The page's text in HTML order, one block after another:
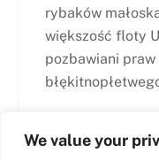
We value your
rybaków
większość floty
pozbawiani
Delgado,